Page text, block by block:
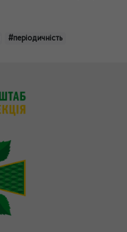
#періодичність